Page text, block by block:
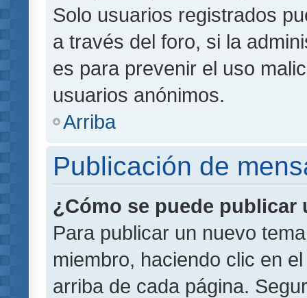
Solo usuarios registrados
a través del foro, si la
es para prevenir el uso
usuarios anónimos.
Arriba
Publicación de
¿Cómo se puede publicar
Para publicar un nuevo
miembro, haciendo clic en
arriba de cada página.